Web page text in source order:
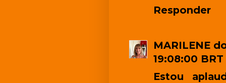
Responder
MARILENE
19:08:00 BRT
Estou